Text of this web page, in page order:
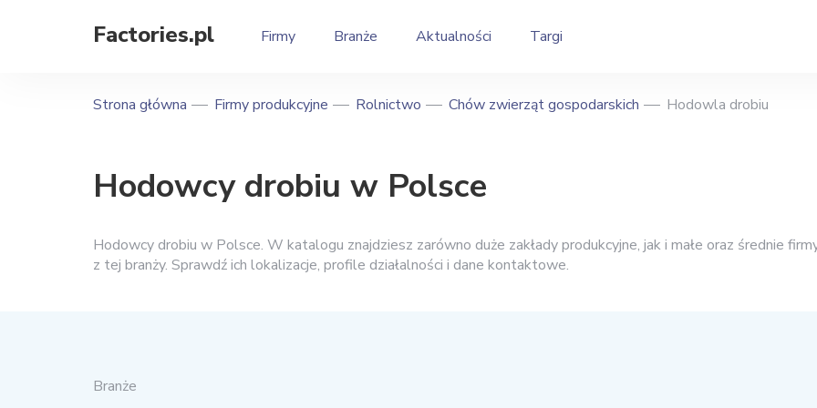
Factories.pl Firmy Branże Aktualności Targi
Strona główna Firmy produkcyjne Rolnictwo Chów zwierząt gospodarskich Hodowla drobiu
Hodowcy drobiu w Polsce
Hodowcy drobiu w Polsce. W katalogu znajdziesz zarówno duże zakłady produkcyjne, jak i małe oraz średnie
z tej branży. Sprawdź ich lokalizacje, profile działalności i dane kontaktowe.
Branże